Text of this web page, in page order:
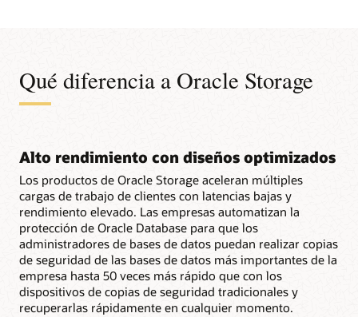
Qué diferencia a Oracle Storage
Alto rendimiento con diseños optimizados
Los productos de Oracle Storage aceleran múltiples
cargas de trabajo de clientes con latencias bajas y
rendimiento elevado. Las empresas automatizan la
protección de Oracle Database para que los
administradores de bases de datos puedan realizar copias
de seguridad de las bases de datos más importantes de la
empresa hasta 50 veces más rápido que con los
dispositivos de copias de seguridad tradicionales y
recuperarlas rápidamente en cualquier momento.